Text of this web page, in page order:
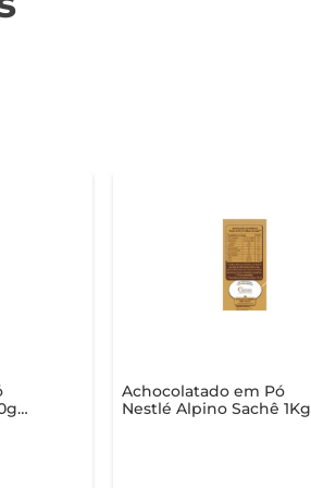
Achocolatado em Pó
Nestlé Alpino Sachê 1Kg